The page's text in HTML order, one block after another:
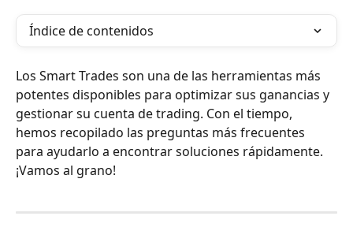
Índice de contenidos
Los Smart Trades son una de las herramientas más
potentes disponibles para optimizar sus ganancias y
gestionar su cuenta de trading. Con el tiempo,
hemos recopilado las preguntas más frecuentes
para ayudarlo a encontrar soluciones rápidamente.
¡Vamos al grano!